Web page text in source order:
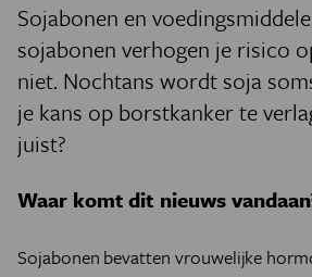
Sojabonen en
sojabonen verhogen je risico
niet. Nochtans wordt soja
je kans op borstkanker te
juist?
Waar komt dit nieuws
Sojabonen bevatten vrouwelijke